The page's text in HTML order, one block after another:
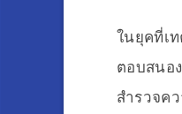
ในยุคที่เ
ตอบสนอ
สำรวจค